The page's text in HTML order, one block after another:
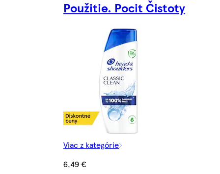
Použitie. Pocit Čistoty
Viac z kategórie
6,49 €